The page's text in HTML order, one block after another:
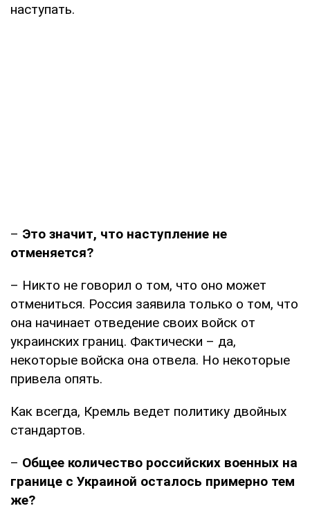
наступать.
– Это значит, что наступление не
отменяется?
– Никто не говорил о том, что оно может
отмениться. Россия заявила только о том, что
она начинает отведение своих войск от
украинских границ. Фактически – да,
некоторые войска она отвела. Но некоторые
привела опять.
Как всегда, Кремль ведет политику двойных
стандартов.
– Общее количество российских военных на
границе с Украиной осталось примерно тем
же?